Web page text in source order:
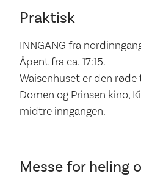
Praktisk
INNGANG fra
Åpent fra ca. 17:15.
Waisenhuset er den
Domen og Prinsen kino,
midtre inngangen.
Messe for heling